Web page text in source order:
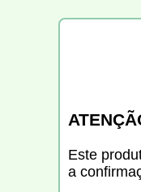
Este
a